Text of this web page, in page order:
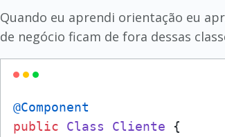
Quando eu aprendi orientação eu
de negócio ficam de fora dessas
@Component
public
Class Cliente {